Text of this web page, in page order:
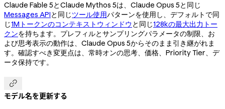
Claude Fable 5とClaude Mythos 5は、Claude Opus 5と同じ
Messages APIと同じツール使用パターンを使用し、デフォルトで同
じ1Mトークンのコンテキストウィンドウ と同じ128kの最大出力トー
クンを持ちます。プレフィルとサンプリングパラメータの制限、お
よび思考表示の動作は、Claude Opus 5からそのまま引き継がれま
す。確認すべき変更点は、常時オンの思考、価格、Priority Tier、デ
ータ保持です。

モデル名を更新する